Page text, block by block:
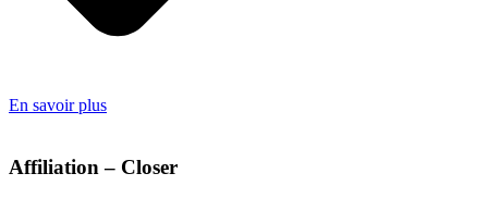
En savoir plus
Affiliation – Closer